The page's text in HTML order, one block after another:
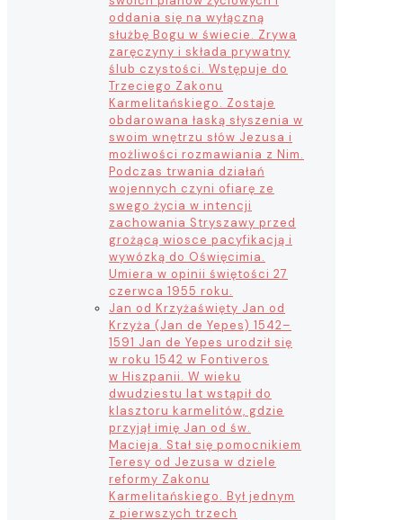
oddania się na wyłączną
służbę Bogu w świecie. Zrywa
zaręczyny i składa prywatny
ślub czystości. Wstępuje do
Trzeciego Zakonu
Karmelitańskiego. Zostaje
obdarowana łaską słyszenia w
swoim wnętrzu słów Jezusa i
możliwości rozmawiania z Nim.
Podczas trwania działań
wojennych czyni ofiarę ze
swego życia w intencji
zachowania Stryszawy przed
grożącą wiosce pacyfikacją i
wywózką do Oświęcimia.
Umiera w opinii świętości 27
czerwca 1955 roku.
Jan od Krzyżaświęty Jan od
Krzyża (Jan de Yepes) 1542–
1591 Jan de Yepes urodził się
w roku 1542 w Fontiveros
w Hiszpanii. W wieku
dwudziestu lat wstąpił do
klasztoru karmelitów, gdzie
przyjął imię Jan od św.
Macieja. Stał się pomocnikiem
Teresy od Jezusa w dziele
reformy Zakonu
Karmelitańskiego. Był jednym
z pierwszych trzech